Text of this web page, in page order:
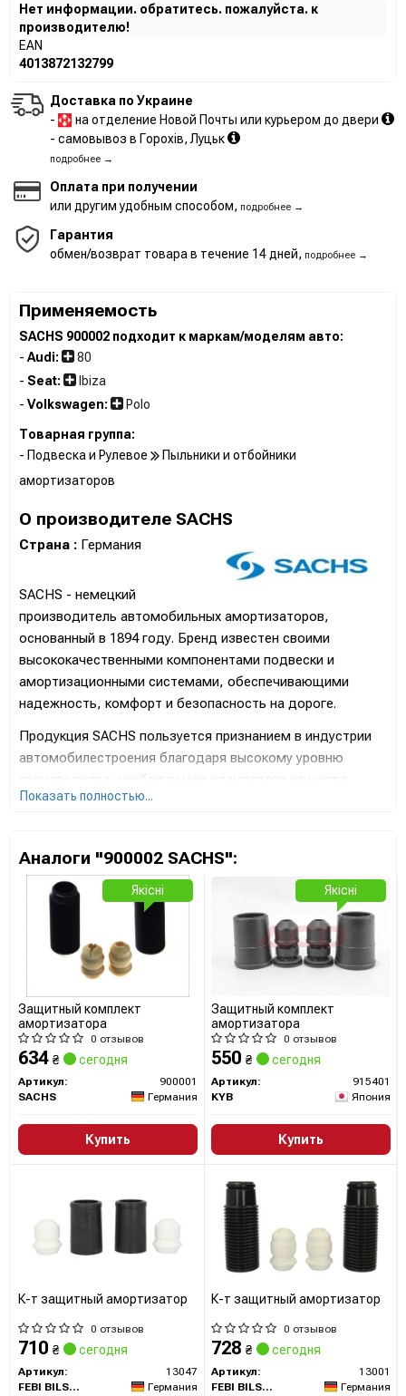
Нет информации. обратитесь. пожалуйста. к
производителю!
EAN
4013872132799
Доставка по Украине
-
на отделение Новой Почты или курьером до двери
- самовывоз в Горохів, Луцьк
подробнее →
Оплата при получении
или другим удобным способом, подробнее →
Гарантия
обмен/возврат товара в течение 14 дней, подробнее →
Применяемость
SACHS 900002 подходит к маркам/моделям авто:
- Audi:
80
- Seat:
Ibiza
- Volkswagen: Polo
Товарная группа:
- Подвеска и Рулевое
Пыльники и отбойники
амортизаторов
О производителе SACHS
Страна : Германия
SACHS - немецкий
производитель автомобильных амортизаторов,
основанный в 1894 году. Бренд известен своими
высококачественными компонентами подвески и
амортизационными системами, обеспечивающими
надежность, комфорт и безопасность на дороге.
Продукция SACHS пользуется признанием в индустрии
автомобилестроения благодаря высокому уровню
производства и соблюдению стандартов качества.
Амортизаторы SACHS известны своей эффективностью,
Бренд SACHS значительно инвестирует в исследования
и разработку новейших технологий для повышения
производительности и обеспечения отличных
характеристик амортизации транспортных средств. Их
продукция широко используется в автопромышленности
Со своим богатым наследием и передовыми
разработками, SACHS всегда остается лидером в
производстве амортизаторов и подвески, обеспечивая
водителям уверенность в их безопасности и удобстве
во время каждой поездки.
Все запчасти SACHS →
Показать полностью...
Аналоги "900002 SACHS":
Защитный комплект
амортизатора
0 отзывов
634 ₴ сегодня
Артикул:
900001
SACHS
Германия
Купить
Якісні
Защитный комплект
амортизатора
0 отзывов
550 ₴ сегодня
Артикул:
915401
KYB
Япония
Купить
Якісні
К-т защитный амортизатор
0 отзывов
710 ₴ сегодня
Артикул:
13047
FEBI BILSTEIN
Германия
К-т защитный амортизатор
0 отзывов
728 ₴ сегодня
Артикул:
13001
FEBI BILSTEIN
Германия